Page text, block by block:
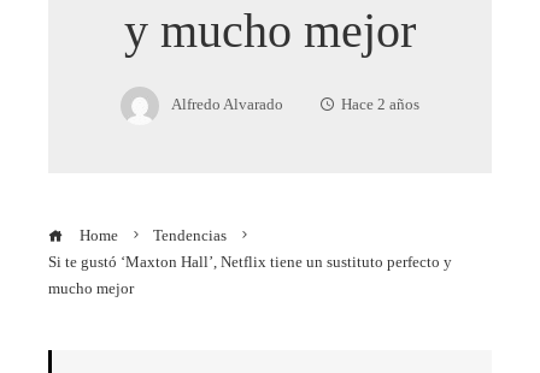
y mucho mejor
Alfredo Alvarado Hace 2 años
Home
Tendencias
Si te gustó ‘Maxton Hall’, Netflix tiene un sustituto perfecto y
mucho mejor